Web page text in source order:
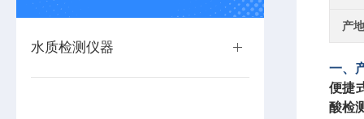
水质检测仪器
产地
一、
便捷
酸检